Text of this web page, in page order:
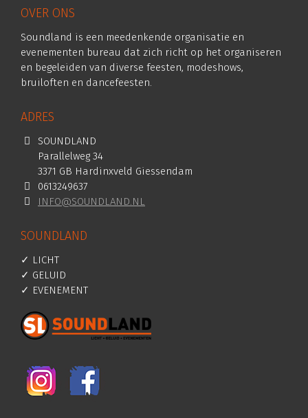
OVER ONS
Soundland is een meedenkende organisatie en
evenementen bureau dat zich richt op het organiseren
en begeleiden van diverse feesten, modeshows,
bruiloften en dancefeesten.
ADRES
SOUNDLAND
Parallelweg 34
3371 GB Hardinxveld Giessendam
0613249637
INFO@SOUNDLAND.NL
SOUNDLAND
✓ LICHT
✓ GELUID
✓ EVENEMENT